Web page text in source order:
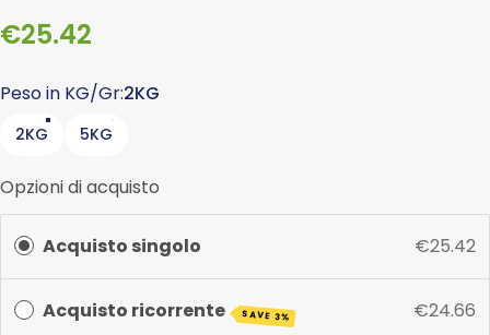
€25.42
Peso in KG/Gr
Peso in KG/Gr:2KG
2KG 5KG
Opzioni di acquisto
Acquisto singolo €25.42
Acquisto ricorrente SAVE 3% €24.66